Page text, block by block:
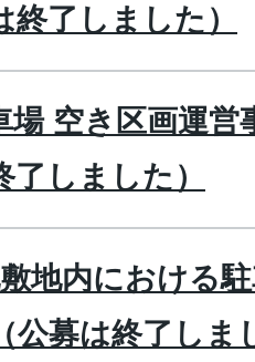
了しました）
場 空き区画運営
しました）
地内における
公募は終了しま